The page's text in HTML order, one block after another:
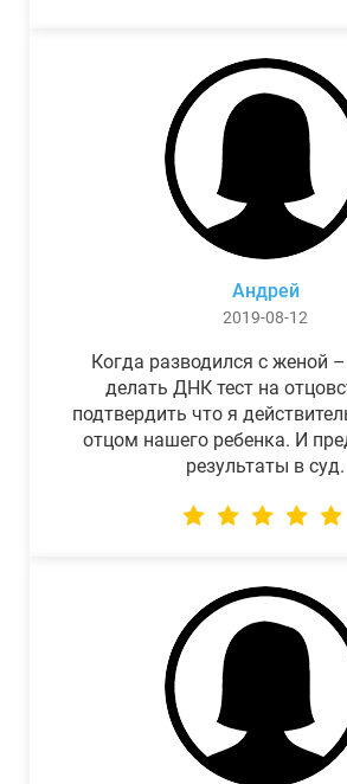
Андрей
2019-08-12
Когда разводился с женой
делать ДНК тест на
подтвердить что я
отцом нашего ребенка. И
результаты в суд.